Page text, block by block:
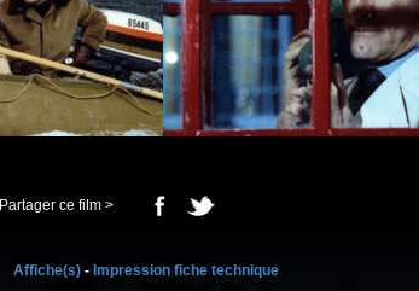
Partager ce film >
Affiche(s) - Impression fiche technique